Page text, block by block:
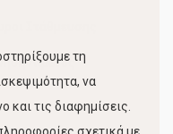
Λιμένοςτη
να
τις διαφημίσεις.